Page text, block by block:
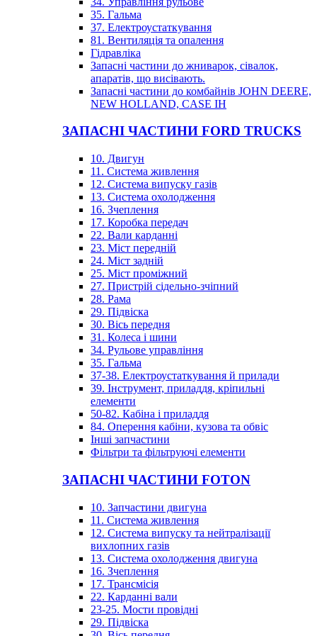
35. Гальма
37. Електроустаткування
81. Вентиляція та опалення
Гідравліка
Запасні частини до жниварок, сівалок,
апаратів, що висівають.
Запасні частини до комбайнів JOHN DEERE,
NEW HOLLAND, CASE IH
ЗАПАСНІ ЧАСТИНИ FORD TRUCKS
10. Двигун
11. Система живлення
12. Система випуску газів
13. Система охолодження
16. Зчеплення
17. Коробка передач
22. Вали карданні
23. Міст передній
24. Міст задній
25. Міст проміжний
27. Пристрій сідельно-зчіпний
28. Рама
29. Підвіска
30. Вісь передня
31. Колеса і шини
34. Рульове управління
35. Гальма
37-38. Електроустаткування й прилади
39. Інструмент, приладдя, кріпильні
елементи
50-82. Кабіна і приладдя
84. Оперення кабіни, кузова та обвіс
Інші запчастини
Фільтри та фільтруючі елементи
ЗАПАСНІ ЧАСТИНИ FOTON
10. Запчастини двигуна
11. Система живлення
12. Система випуску та нейтралізації
вихлопних газів
13. Система охолодження двигуна
16. Зчеплення
17. Трансмісія
22. Карданні вали
23-25. Мости провідні
29. Підвіска